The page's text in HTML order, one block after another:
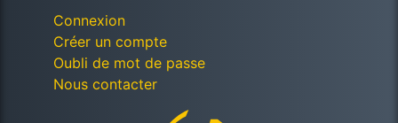
Connexion
Créer un compte
Oubli de mot de passe
Nous contacter